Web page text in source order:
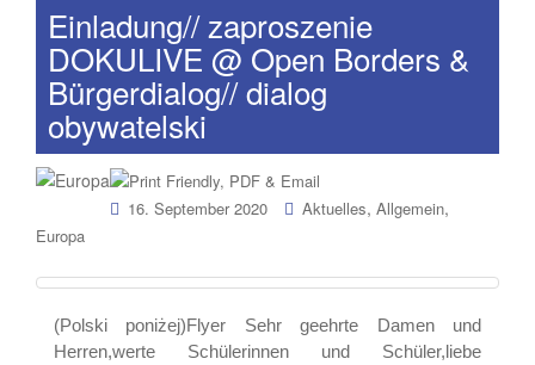
Einladung// zaproszenie
DOKULIVE @ Open Borders &
Bürgerdialog// dialog
obywatelski
16. September 2020 Aktuelles, Allgemein,
Europa
(Polski poniżej)Flyer Sehr geehrte Damen und
Herren,werte Schülerinnen und Schüler,liebe